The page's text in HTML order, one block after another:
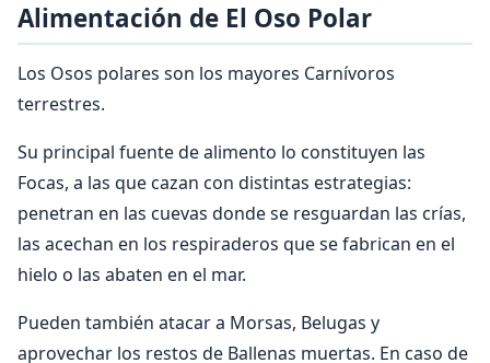
Alimentación de El Oso Polar
Los Osos polares son los mayores Carnívoros
terrestres.
Su principal fuente de alimento lo constituyen las
Focas, a las que cazan con distintas estrategias:
penetran en las cuevas donde se resguardan las crías,
las acechan en los respiraderos que se fabrican en el
hielo o las abaten en el mar.
Pueden también atacar a Morsas, Belugas y
aprovechar los restos de Ballenas muertas. En caso de